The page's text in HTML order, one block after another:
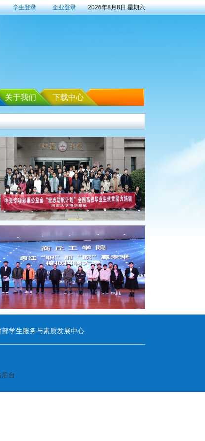
学生登录 企业登录 2026年8月8日 星期六
关于我们 下载中心
部学生服务与素质发展中心
台